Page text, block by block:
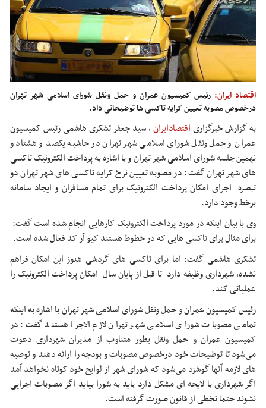
اقتصاد ایران: رئیس کمیسیون عمران و حمل ونقل شورای اسلامی شهر تهران
درخصوص مصوبه تعیین کرایه تاکسی ها توضیحاتی داد.
به گزارش خبرگزاریاقتصادایران،سید جعفر تشکری هاشمی رئیس کمیسیون
عمران و حمل ونقل شورای اسلامی شهر تهران در حاشیه یکصد و هشتاد و
نهمین جلسه شورای اسلامی شهر تهران و با اشاره به پرداخت الکترونیک تاکسی
های شهر تهران گفت: در مصوبه تعیین نرخ کرایه تاکسی های شهر تهران دو
تبصره اجرای امکان پرداخت الکترونیک برای تمام مسافران و ایجاد سامانه
برخط وجود دارد.
وی با بیان اینکه در مورد پرداخت الکترونیک کارهایی انجام شده است گفت:
برای مثال برای تاکسی هایی که در خطوط هستند کیو آر کد فعال شده است.
تشکری هاشمی گفت: اما برای تاکسی های گردشی هنوز این امکان فراهم
نشده، شهرداری وظیفه دارد تا قبل از پایان سال امکان پرداخت الکترونیک را
عملیاتی کند.
رئیس کمیسیون عمران و حمل ونقل شورای اسلامی شهر تهران با اشاره به اینکه
تمامی مصوبات شورای اسلامی شهر تهران لازم الاجرا هستند گفت: در
کمیسیون عمران و حمل ونقل بطور متناوب از مدیران شهرداری دعوت
می‌شود تا توضیحات خود درخصوص مصوبات و بودجه را ارائه دهند و توصیه
های لازمه آنها گوشزد می‌شود که شورای شهر از لوایح خود کوتاه نخواهد آمد
اگر شهرداری با لایحه ای مشکل دارد باید به شورا بیاید اگر مصوبات اجرایی
نشوند حتما تخطی از قانون صورت گرفته است.